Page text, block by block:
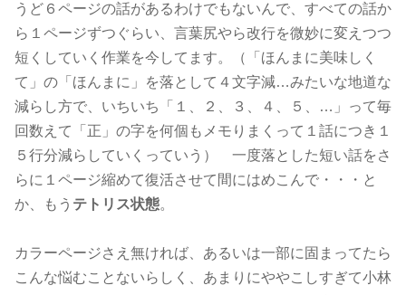
うど６ページの話があるわけでもないんで、すべての話か
ら１ページずつぐらい、言葉尻やら改行を微妙に変えつつ
短くしていく作業を今してます。（「ほんまに美味しく
て」の「ほんまに」を落として４文字減…みたいな地道な
減らし方で、いちいち「１、２、３、４、５、…」って毎
回数えて「正」の字を何個もメモりまくって１話につき１
５行分減らしていくっていう） 一度落とした短い話をさ
らに１ページ縮めて復活させて間にはめこんで・・・と
か、もう テトリス状態。
カラーページさえ無ければ、あるいは一部に固まってたら
こんな悩むことないらしく、あまりにややこしすぎて小林